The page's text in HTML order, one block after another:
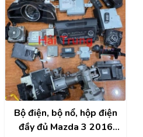
Bộ điện, bộ nổ, hộp điện
đầy đủ Mazda 3 2016